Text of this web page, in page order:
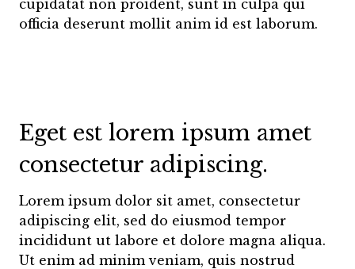
cupidatat non proident, sunt in culpa qui
officia deserunt mollit anim id est laborum.
Eget est lorem ipsum amet
consectetur adipiscing.
Lorem ipsum dolor sit amet, consectetur
adipiscing elit, sed do eiusmod tempor
incididunt ut labore et dolore magna aliqua.
Ut enim ad minim veniam, quis nostrud